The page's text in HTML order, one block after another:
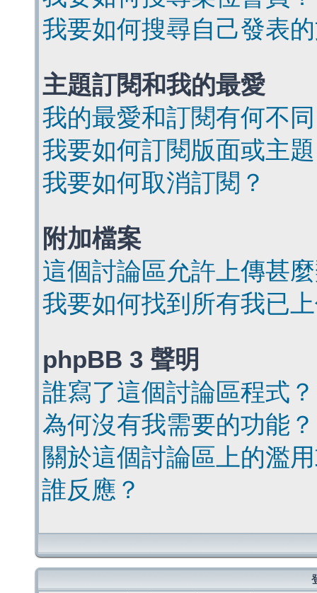
我要如何搜尋自己發表
主題訂閱和我的最愛
我的最愛和訂閱有何不
我要如何訂閱版面或主
我要如何取消訂閱？
附加檔案
這個討論區允許上傳甚
我要如何找到所有我已
phpBB 3 聲明
誰寫了這個討論區程式？
為何沒有我需要的功能？
關於這個討論區上的濫
誰反應？